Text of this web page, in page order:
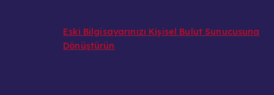
Eski Bilgisayarınızı Kişisel Bulut Sunucusuna
Dönüştürün